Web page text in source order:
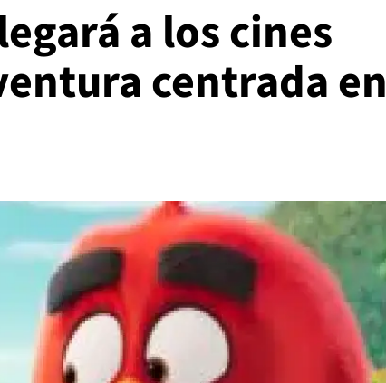
a los cines
centrada en